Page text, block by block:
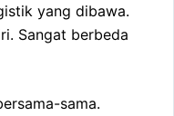
yang dibawa.
Sangat berbeda
sama.